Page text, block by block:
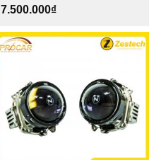
7.500.000₫